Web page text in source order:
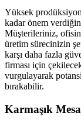
Yüksek
kadar önem
Müşterileriniz,
üretim sürecinizin
karşı daha fazla
firması için
vurgulayarak
bırakabilir.
Karmaşık